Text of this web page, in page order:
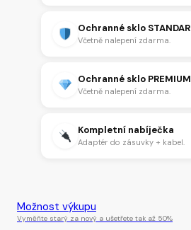
Ochranné sklo
Včetně nalepení zdarma.
Ochranné sklo PREMIUM
Včetně nalepení zdarma.
Kompletní nabíječka
Adaptér do zásuvky + kabel.
Možnost výkupu
Vyměňte starý za nový a ušetřete tak až 50%